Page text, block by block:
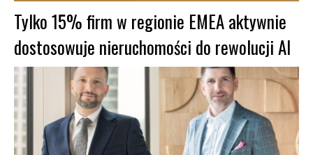
Tylko 15% firm w regionie EMEA aktywnie
dostosowuje nieruchomości do rewolucji AI